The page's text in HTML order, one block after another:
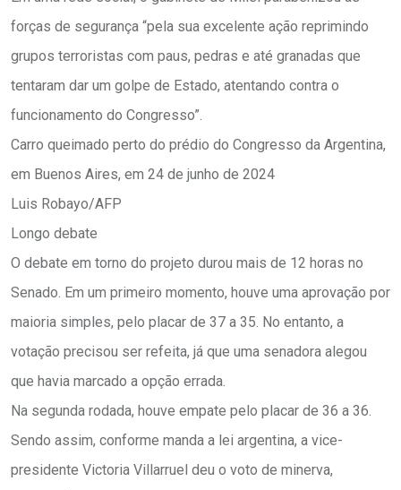
forças de segurança “pela sua excelente ação reprimindo
grupos terroristas com paus, pedras e até granadas que
tentaram dar um golpe de Estado, atentando contra o
funcionamento do Congresso”.
Carro queimado perto do prédio do Congresso da Argentina,
em Buenos Aires, em 24 de junho de 2024
Luis Robayo/AFP
Longo debate
O debate em torno do projeto durou mais de 12 horas no
Senado. Em um primeiro momento, houve uma aprovação por
maioria simples, pelo placar de 37 a 35. No entanto, a
votação precisou ser refeita, já que uma senadora alegou
que havia marcado a opção errada.
Na segunda rodada, houve empate pelo placar de 36 a 36.
Sendo assim, conforme manda a lei argentina, a vice-
presidente Victoria Villarruel deu o voto de minerva,